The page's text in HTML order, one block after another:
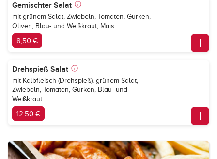
Gemischter Salat
mit grünem Salat, Zwiebeln, Tomaten, Gurken,
Oliven, Blau- und Weißkraut, Mais
8,50 €
Drehspieß Salat
mit Kalbfleisch (Drehspieß), grünem Salat,
Zwiebeln, Tomaten, Gurken, Blau- und
Weißkraut
12,50 €